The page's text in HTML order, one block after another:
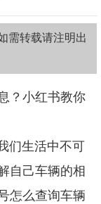
需转载请注明出
？小红书教你
们生活中不可
自己车辆的相
怎么查询车辆